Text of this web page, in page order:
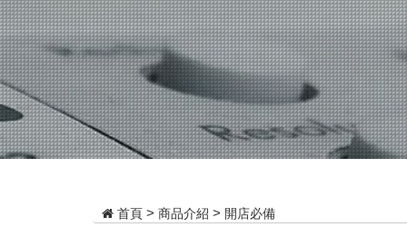
首頁 商品介紹 開店必備